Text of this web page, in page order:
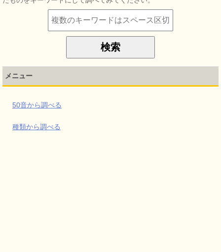
メニュー
50音から調べる
種類から調べる